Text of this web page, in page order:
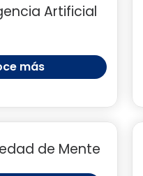
Artificial
más
de Mente